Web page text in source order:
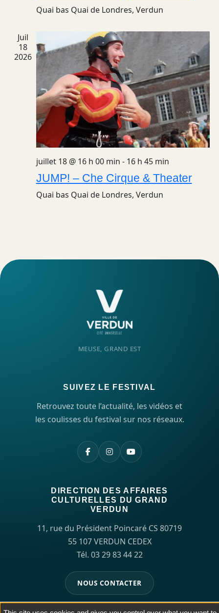
Quai bas Quai de Londres, Verdun
Juil
18
2026
juillet 18 @ 16 h 00 min - 16 h 45 min
JUMP! – Che Cirque & Theater
Quai bas Quai de Londres, Verdun
MEUSE, GRAND EST
SUIVEZ LE FESTIVAL
Retrouvez toute l’actualité, les vidéos et
les coulisses du festival sur nos réseaux.
DIRECTION DES AFFAIRES
CULTURELLES DU GRAND
VERDUN
11, rue du Président Poincaré CS 80719
55 107 VERDUN CEDEX
Tél. 03 29 83 44 22
NOUS CONTACTER